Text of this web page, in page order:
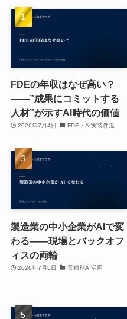
FDEの年収はなぜ高い？
——”成果にコミットする
人材”が示すAI時代の価値
2026年7月4日 FDE・AI実装伴走
製造業の中小企業がAIで変
わる——現場とバックオフ
ィスの両輪
2026年7月6日 業種別AI活用